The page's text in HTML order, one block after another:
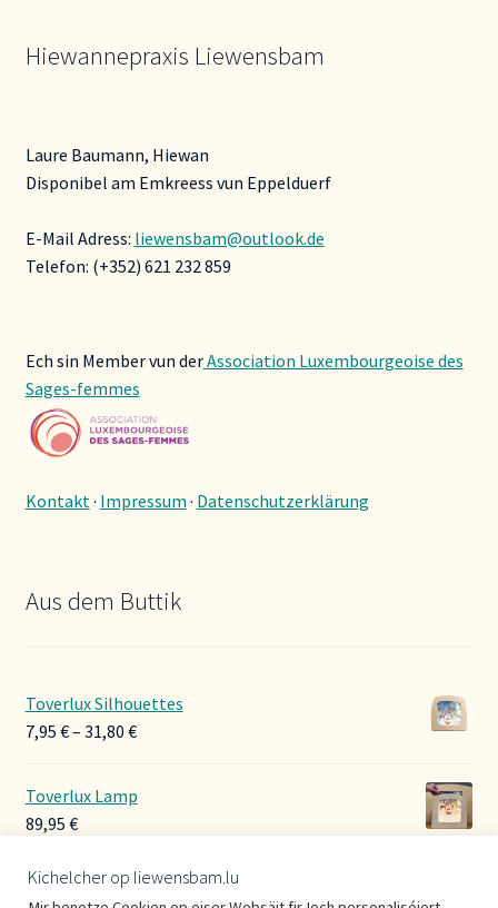
Hiewannepraxis Liewensbam
Laure Baumann, Hiewan
Disponibel am Emkreess vun Eppelduerf
E-Mail Adress: liewensbam@outlook.de
Telefon: (+352) 621 232 859
Ech sin Member vun derAssociation Luxembourgeoise des
Sages-femmes
Kontakt · Impressum · Datenschutzerklärung
Aus dem Buttik
Toverlux Silhouettes
7,95 €– 31,80 €Preisspanne:
Toverlux Lamp
89,95 €
Hoerbänner Wollwalk
Kichelcher op liewensbam.lu